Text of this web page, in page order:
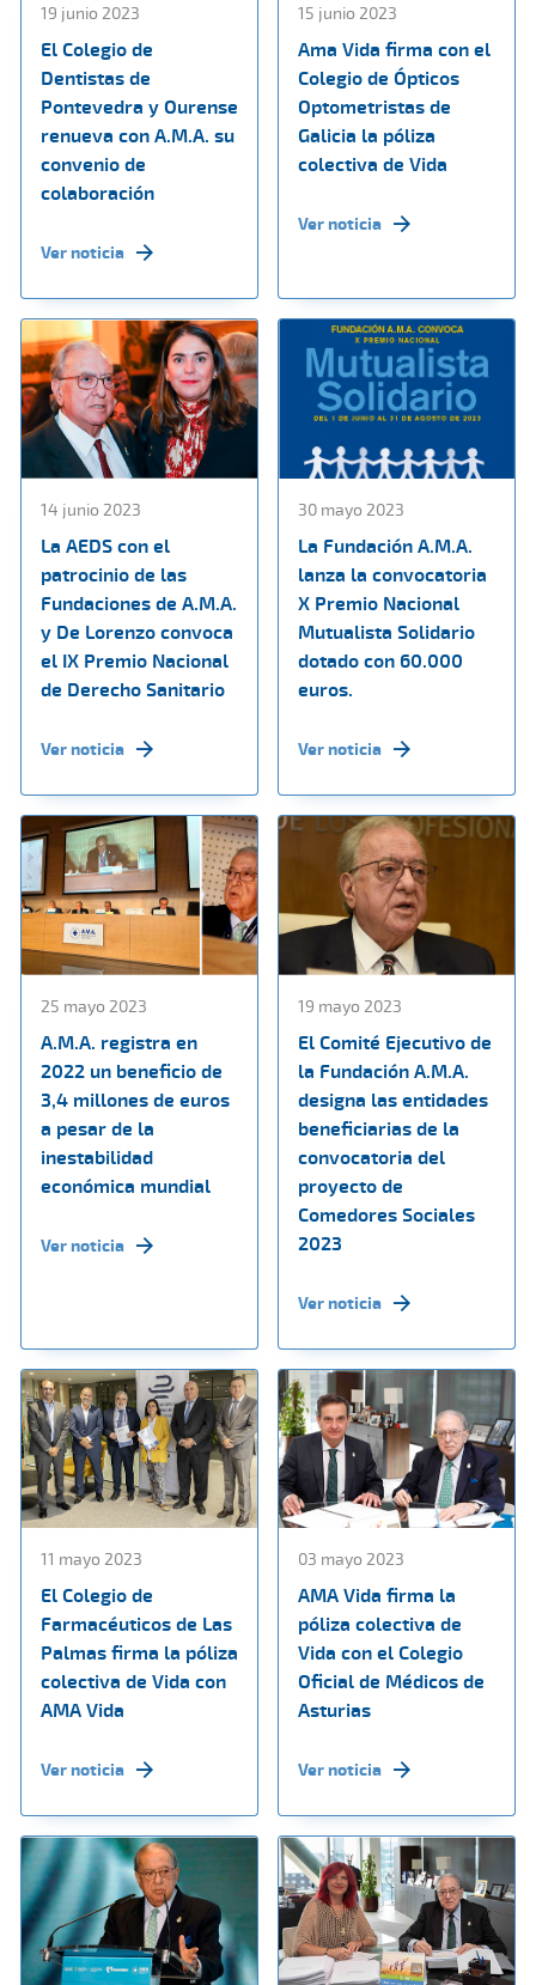
19 junio 2023
El Colegio de
Dentistas de
Pontevedra y Ourense
renueva con A.M.A. su
convenio de
colaboración
Ver noticia
15 junio 2023
Ama Vida firma con el
Colegio de Ópticos
Optometristas de
Galicia la póliza
colectiva de Vida
Ver noticia
14 junio 2023
La AEDS con el
patrocinio de las
Fundaciones de A.M.A.
y De Lorenzo convoca
el IX Premio Nacional
de Derecho Sanitario
Ver noticia
30 mayo 2023
La Fundación A.M.A.
lanza la convocatoria
X Premio Nacional
Mutualista Solidario
dotado con 60.000
euros.
Ver noticia
25 mayo 2023
A.M.A. registra en
2022 un beneficio de
3,4 millones de euros
a pesar de la
inestabilidad
económica mundial
Ver noticia
19 mayo 2023
El Comité Ejecutivo de
la Fundación A.M.A.
designa las entidades
beneficiarias de la
convocatoria del
proyecto de
Comedores Sociales
2023
Ver noticia
11 mayo 2023
El Colegio de
Farmacéuticos de Las
Palmas firma la póliza
colectiva de Vida con
AMA Vida
Ver noticia
03 mayo 2023
AMA Vida firma la
póliza colectiva de
Vida con el Colegio
Oficial de Médicos de
Asturias
Ver noticia